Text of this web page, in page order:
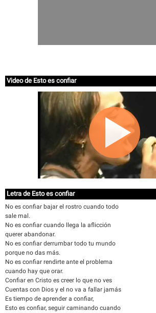
Video de Esto es confiar
Letra de Esto es confiar
No es confiar bajar el rostro cuando todo
sale mal.
No es confiar cuando llega la aflicción
querer abandonar.
No es confiar derrumbar todo tu mundo
porque no das más.
No es confiar rendirte ante el problema
cuando hay que orar.
Confiar en Cristo es creer lo que no ves
Cuentas con Dios y el no va a fallar jamás
Es tiempo de aprender a confiar,
Esto es confiar, seguir caminando cuando